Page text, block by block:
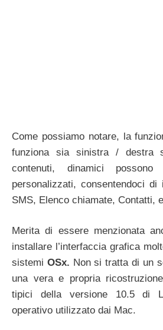
Come possiamo notare, la
funziona sia sinistra /
contenuti, dinamici possono
personalizzati, consentendoci di
SMS, Elenco chiamate, Contatti,
Merita di essere menzionata
installare l’interfaccia grafica
sistemi OSx. Non si tratta di un
una vera e propria
tipici della versione 10.5 di
operativo utilizzato dai Mac.